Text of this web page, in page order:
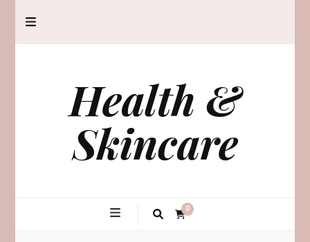
Health &
Skincare
0